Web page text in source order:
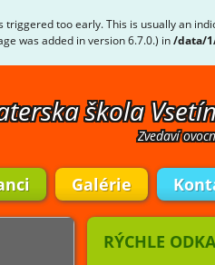
triggered too early. This is usually an
was added in version 6.7.0.) in/data/
škola
Zvedaví
Galérie
RÝCHLE